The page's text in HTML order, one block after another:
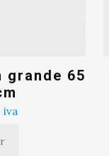
grande 65
iva